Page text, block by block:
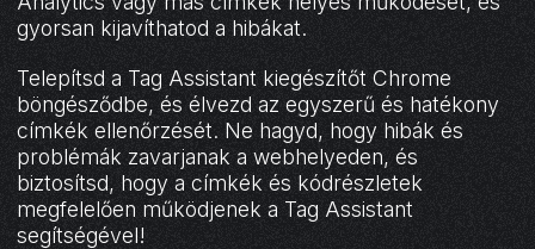
gyorsan kijavíthatod a hibákat.
Telepítsd a Tag Assistant kiegészítőt Chrome
böngésződbe, és élvezd az egyszerű és hatékony
címkék ellenőrzését. Ne hagyd, hogy hibák és
problémák zavarjanak a webhelyeden, és
biztosítsd, hogy a címkék és kódrészletek
megfelelően működjenek a Tag Assistant
segítségével!